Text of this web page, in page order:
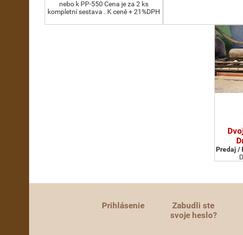
nebo k PP-550 Cena je za 2 ks
kompletní sestava . K ceně + 21%DPH
Predaj /
Prihlásenie
Zabudli ste
svoje heslo?